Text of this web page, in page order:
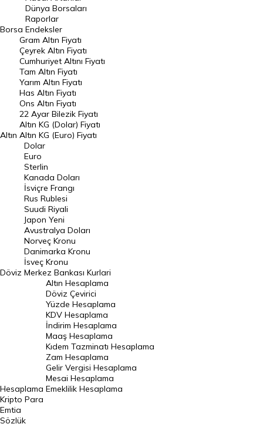
Geçmiş Kapanışlar
Dünya Borsaları
Raporlar
Endeksler
DÖVİZ
Döviz Kuru
Dolar Kuru
Euro Kuru
Pound Kuru
Frank Kuru
Riyal Kuru
Avustralya Doları
Danimarka Kronu Kuru
Kanada Doları Kuru
Norveç Kronu Kuru
İsveç Kronu Kuru
Japon Yeni Kuru
Serbest Piyasa Döviz Kurları
Merkez Bankası Döviz Kurları
Altın Fiyatları
Gram Altın Fiyatı
Borsa
Dünya Borsaları
Raporlar
Endeksler
Altın
Gram Altın Fiyatı
Çeyrek Altın Fiyatı
Cumhuriyet Altını Fiyatı
Tam Altın Fiyatı
Yarım Altın Fiyatı
Has Altın Fiyatı
Ons Altın Fiyatı
22 Ayar Bilezik Fiyatı
Altın KG (Dolar) Fiyatı
Altın KG (Euro) Fiyatı
Döviz
Dolar
Euro
Sterlin
Kanada Doları
İsviçre Frangı
Rus Rublesi
Suudi Riyali
Japon Yeni
Avustralya Doları
Norveç Kronu
Danimarka Kronu
İsveç Kronu
Merkez Bankası Kurlari
Hesaplama
Altın Hesaplama
Döviz Çevirici
Yüzde Hesaplama
KDV Hesaplama
İndirim Hesaplama
Maaş Hesaplama
Kıdem Tazminatı Hesaplama
Zam Hesaplama
Gelir Vergisi Hesaplama
Mesai Hesaplama
Emeklilik Hesaplama
Kripto Para
Emtia
Sözlük